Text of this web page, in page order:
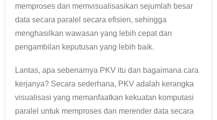
memproses dan memvisualisasikan sejumlah besar
data secara paralel secara efisien, sehingga
menghasilkan wawasan yang lebih cepat dan
pengambilan keputusan yang lebih baik.
Lantas, apa sebenarnya PKV itu dan bagaimana cara
kerjanya? Secara sederhana, PKV adalah kerangka
visualisasi yang memanfaatkan kekuatan komputasi
paralel untuk memproses dan merender data secara